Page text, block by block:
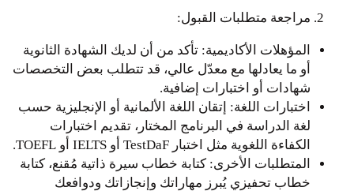
مراجعة متطلبات القبول:
المؤهلات الأكاديمية: تأكد من أن لديك الشهادة الثانوية
أو ما يعادلها مع معدّل عالي، قد تتطلب بعض التخصصات
شهادات أو اختبارات إضافية.
اختبارات اللغة: إتقان اللغة الألمانية أو الإنجليزية حسب
لغة الدراسة في البرنامج المختار، تقديم اختبارات
الكفاءة اللغوية مثل اختبار TestDaF أو IELTS أو TOEFL.
المتطلبات الأخرى: كتابة خطاب سيرة ذاتية مُقنع، كتابة
خطاب تحفيزي يُبرز مهاراتك وإنجازاتك ودوافعك